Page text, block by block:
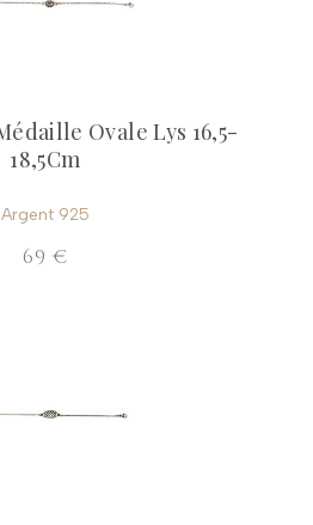
Ovale Lys 16,5-
18,5Cm
Argent 925
69 €